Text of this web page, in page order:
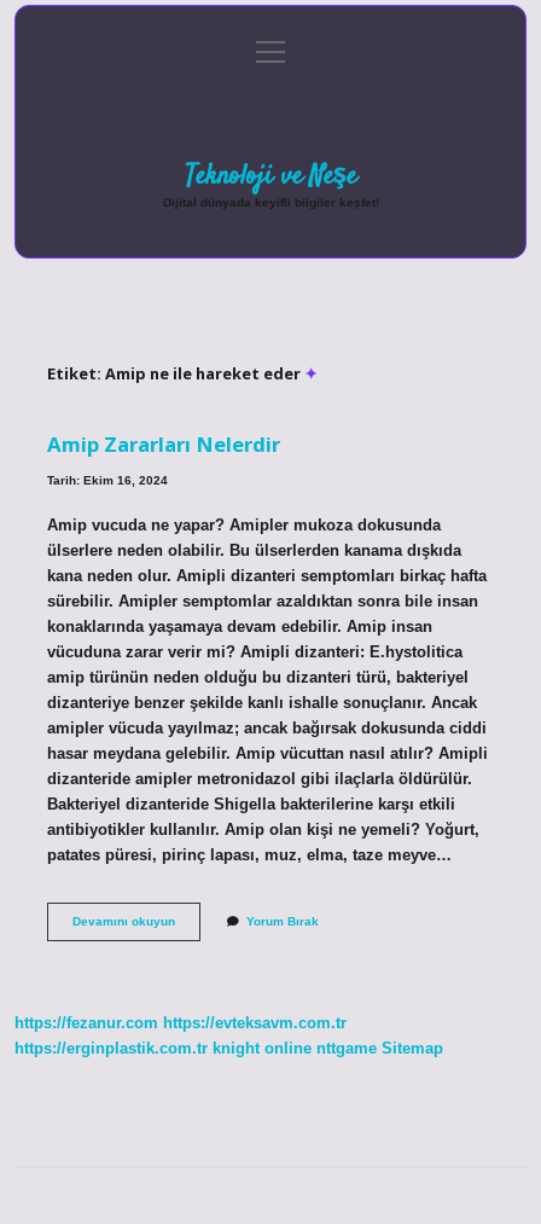
Gizlilik Politikası
menüyü
aç
Teknoloji ve Neşe
Dijital dünyada keyifli bilgiler keşfet!
Etiket: Amip ne ile hareket eder
Amip Zararları Nelerdir
Tarih: Ekim 16, 2024
Amip vucuda ne yapar? Amipler mukoza dokusunda
ülserlere neden olabilir. Bu ülserlerden kanama dışkıda
kana neden olur. Amipli dizanteri semptomları birkaç hafta
sürebilir. Amipler semptomlar azaldıktan sonra bile insan
konaklarında yaşamaya devam edebilir. Amip insan
vücuduna zarar verir mi? Amipli dizanteri: E.hystolitica
amip türünün neden olduğu bu dizanteri türü, bakteriyel
dizanteriye benzer şekilde kanlı ishalle sonuçlanır. Ancak
amipler vücuda yayılmaz; ancak bağırsak dokusunda ciddi
hasar meydana gelebilir. Amip vücuttan nasıl atılır? Amipli
dizanteride amipler metronidazol gibi ilaçlarla öldürülür.
Bakteriyel dizanteride Shigella bakterilerine karşı etkili
antibiyotikler kullanılır. Amip olan kişi ne yemeli? Yoğurt,
patates püresi, pirinç lapası, muz, elma, taze meyve…
Devamını okuyunAmip
Yorum Bırak
https://fezanur.com https://evteksavm.com.tr
https://erginplastik.com.tr knight online nttgame Sitemap